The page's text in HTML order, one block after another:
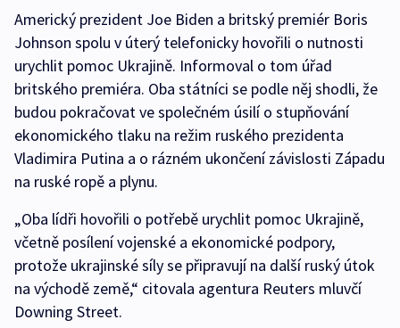
Americký prezident Joe Biden a britský premiér Boris
Johnson spolu v úterý telefonicky hovořili o nutnosti
urychlit pomoc Ukrajině. Informoval o tom úřad
britského premiéra. Oba státníci se podle něj shodli, že
budou pokračovat ve společném úsilí o stupňování
ekonomického tlaku na režim ruského prezidenta
Vladimira Putina a o rázném ukončení závislosti Západu
na ruské ropě a plynu.
„Oba lídři hovořili o potřebě urychlit pomoc Ukrajině,
včetně posílení vojenské a ekonomické podpory,
protože ukrajinské síly se připravují na další ruský útok
na východě země,“ citovala agentura Reuters mluvčí
Downing Street.